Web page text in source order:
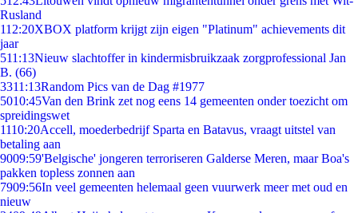
Rusland
112:20XBOX platform krijgt zijn eigen "Platinum" achievements dit
jaar
511:13Nieuw slachtoffer in kindermisbruikzaak zorgprofessional Jan
B. (66)
3311:13Random Pics van de Dag #1977
5010:45Van den Brink zet nog eens 14 gemeenten onder toezicht om
spreidingswet
1110:20Accell, moederbedrijf Sparta en Batavus, vraagt uitstel van
betaling aan
9009:59'Belgische' jongeren terroriseren Galderse Meren, maar Boa's
pakken topless zonnen aan
7909:56In veel gemeenten helemaal geen vuurwerk meer met oud en
nieuw